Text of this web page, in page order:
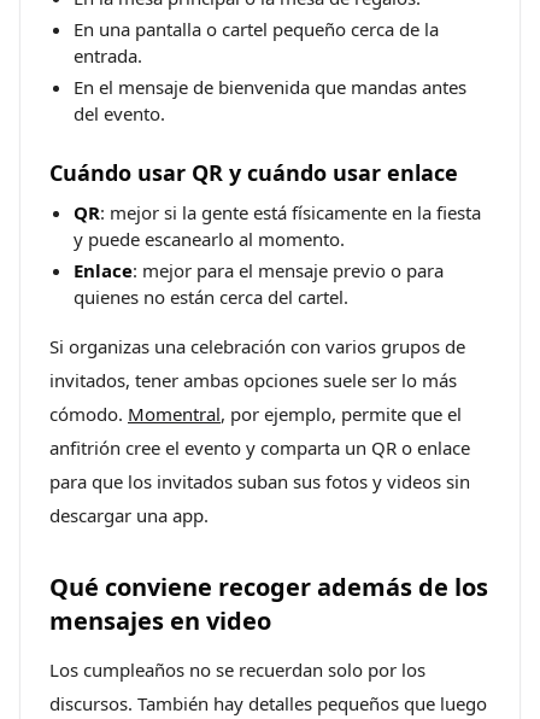
En una pantalla o cartel pequeño cerca de la
entrada.
En el mensaje de bienvenida que mandas antes
del evento.
Cuándo usar QR y cuándo usar enlace
QR: mejor si la gente está físicamente en la fiesta
y puede escanearlo al momento.
Enlace: mejor para el mensaje previo o para
quienes no están cerca del cartel.
Si organizas una celebración con varios grupos de
invitados, tener ambas opciones suele ser lo más
cómodo. Momentral, por ejemplo, permite que el
anfitrión cree el evento y comparta un QR o enlace
para que los invitados suban sus fotos y videos sin
descargar una app.
Qué conviene recoger además de los
mensajes en video
Los cumpleaños no se recuerdan solo por los
discursos. También hay detalles pequeños que luego